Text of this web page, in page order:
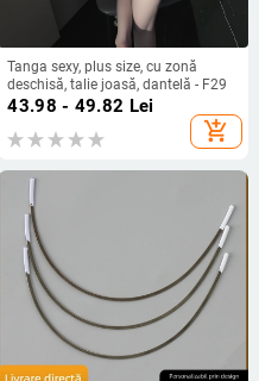
Tanga sexy, plus size, cu zonă
deschisă, talie joasă, dantelă - F29
43.98 - 49.82 Lei
add_shopping_cart